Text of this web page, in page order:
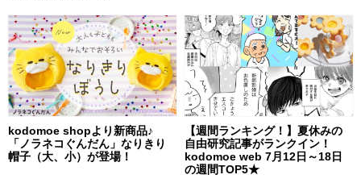
kodomoe shopより新商品♪
「ノラネコぐんだん」なりきり
帽子（大、小）が登場！
【週間ランキング！】夏休みの
自由研究記事がランクイン！
kodomoe web 7月12日～18日
の週間TOP5★